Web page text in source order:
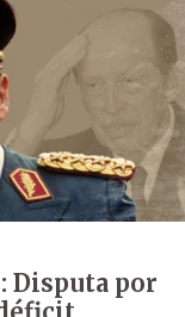
Disputa por